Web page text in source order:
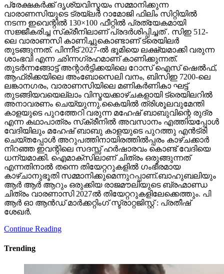
പ്രേക്ഷകർക്ക് ദൃശ്യവിസ്മയം സമ്മാനിക്കുന്ന
വാരാണസിയുടെ ട്രയ്ലർ റാമോജി ഫിലിം സിറ്റിയിൽ
നടന്ന ഇവെന്റിൽ 130×100 ഫീറ്റിൽ പ്രത്യേകമായി
സജ്ജീകരിച്ച സ്‌ക്രീനിലാണ് പ്രദർശിപ്പിച്ചത് . സിഇ 512-
ലെ വാരാണസി കാണിച്ചുകൊണ്ടാണ് ട്രെയിലര്‍
തുടങ്ങുന്നത്. പിന്നീട് 2027-ല്‍ ഭൂമിയെ ലക്ഷ്യമാക്കി വരുന്ന
ശാംഭവി എന്ന ഛിന്നഗ്രഹമാണ് കാണിക്കുന്നത്.
തുടര്‍ന്നങ്ങോട്ട് അന്റാര്‍ട്ടിക്കയിലെ റോസ് ഐസ് ഷെല്‍ഫ്,
ആഫ്രിക്കയിലെ അംബോസെലി വനം, ബിസിഇ 7200-ലെ
ലങ്കാനഗരം, വാരാണസിയിലെ മണികര്‍ണികാ ഘട്ട്
തുടങ്ങിയവയെല്ലാം വിസ്മയക്കാഴ്ചകളായി ട്രെയിലറില്‍
അനാവരണം ചെയ്യുന്നു.കൈയില്‍ ത്രിശൂലവുമേന്തി
കാളയുടെ പുറത്തേറി വരുന്ന മഹേഷ് ബാബുവിന്റെ രുദ്ര
എന്ന കഥാപാത്രം സ്‌ക്രീനിൽ അവസാനം എത്തിയപ്പോൾ
വേദിയിലും മഹേഷ് ബാബു കാളയുടെ പുറത്തു എൻട്രി
ചെയ്തപ്പോൾ അറുപത്തിനായിരത്തിൽപ്പരം കാഴ്ചക്കാർ
നിറഞ്ഞ ഇവന്റിലെ സദസ്സ് ഹർഷാരവം കൊണ്ട് വേദിയെ
ധന്യമാക്കി. ഐമാക്‌സിലാണ് ചിത്രം ഒരുങ്ങുന്നത്
എന്നതിനാല്‍ തന്നെ തിയേറ്ററുകളില്‍ ഗംഭീരമായ
കാഴ്ചാനുഭൂതി സമ്മാനിക്കുമെന്നുറപ്പാണ്.ബാഹുബലിയും
ആർ ആർ ആറും ഒരുക്കിയ രാജമൗലിയുടെ ബ്രഹ്മാണ്ഡ
ചിത്രം വാരണാസി 2027ൽ തിയേറ്ററുകളിലേക്കെത്തും. പി
ആർ ഓ ആൻഡ് മാർക്കറ്റിംഗ് സ്ട്രാറ്റജിസ്റ്റ് : പ്രതീഷ്
ശേഖർ.
Continue Reading
Trending